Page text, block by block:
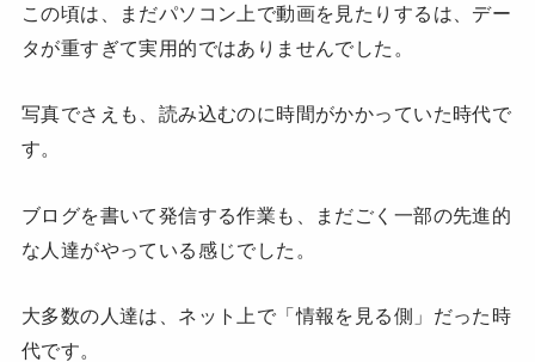
この頃は、まだパソコン上で動画を見たりするは、デー
タが重すぎて実用的ではありませんでした。
写真でさえも、読み込むのに時間がかかっていた時代で
す。
ブログを書いて発信する作業も、まだごく一部の先進的
な人達がやっている感じでした。
大多数の人達は、ネット上で「情報を見る側」だった時
代です。